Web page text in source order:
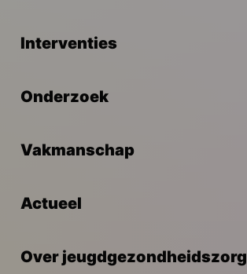
Interventies
Onderzoek
Vakmanschap
Actueel
Over jeugdgezondheidszorg